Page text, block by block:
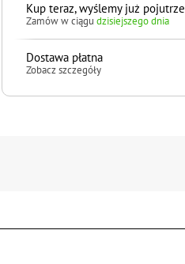
Kup teraz, wyślemy już pojutrze
Zamów w ciągudzisiejszego dnia
Dostawa płatna
Zobacz szczegóły